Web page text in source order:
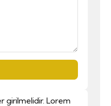
girilmelidir. Lorem